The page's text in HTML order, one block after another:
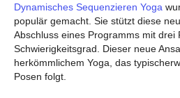
Dynamisches Sequenzieren Yoga
populär gemacht. Sie stützt diese
Abschluss eines Programms mit drei
Schwierigkeitsgrad. Dieser neue
herkömmlichem Yoga, das
Posen folgt.